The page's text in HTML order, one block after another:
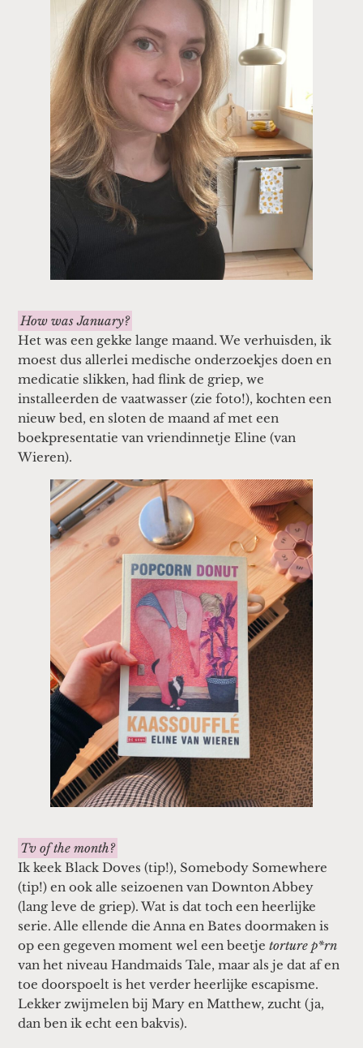
How was January?
Het was een gekke lange maand. We verhuisden, ik
moest dus allerlei medische onderzoekjes doen en
medicatie slikken, had flink de griep, we
installeerden de vaatwasser (zie foto!), kochten een
nieuw bed, en sloten de maand af met een
boekpresentatie van vriendinnetje Eline (van
Wieren).
Tv of the month?
Ik keek Black Doves (tip!), Somebody Somewhere
(tip!) en ook alle seizoenen van Downton Abbey
(lang leve de griep). Wat is dat toch een heerlijke
serie. Alle ellende die Anna en Bates doormaken is
op een gegeven moment wel een beetjetorture p*rn
van het niveau Handmaids Tale, maar als je dat af en
toe doorspoelt is het verder heerlijke escapisme.
Lekker zwijmelen bij Mary en Matthew, zucht (ja,
dan ben ik echt een bakvis).